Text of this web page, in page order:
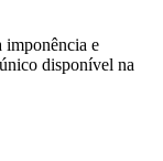
imponência e
disponível na